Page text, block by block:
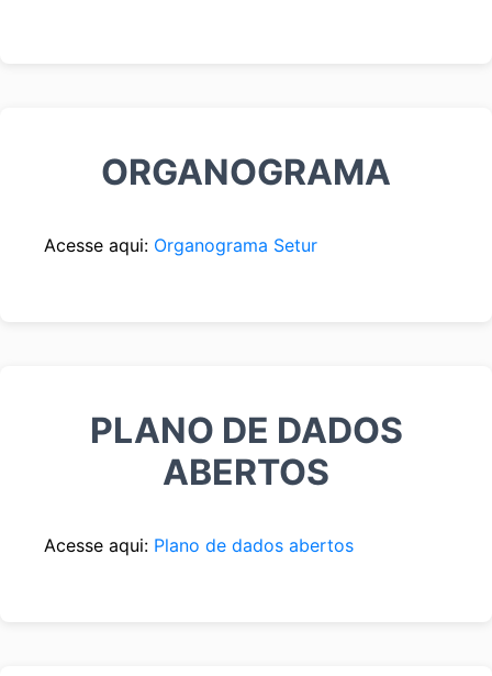
ORGANOGRAMA
Acesse aqui: Organograma Setur
PLANO DE DADOS
ABERTOS
Acesse aqui: Plano de dados abertos